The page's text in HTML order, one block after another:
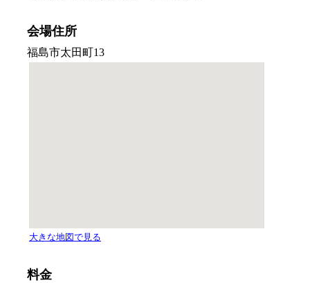
会場住所
料金